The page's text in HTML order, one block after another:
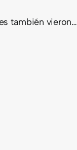
también vieron…